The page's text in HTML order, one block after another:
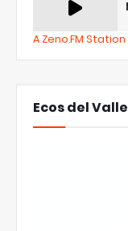
A Zeno.FM Station
Ecos del Valle